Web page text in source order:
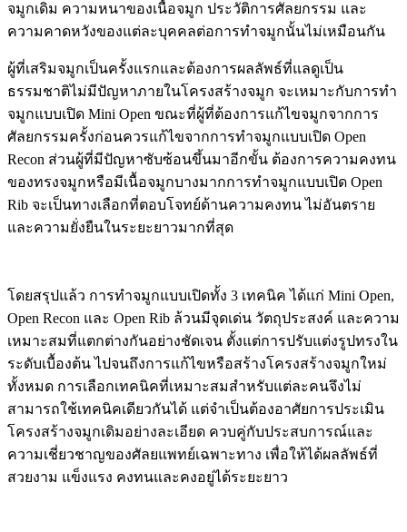
จมูกเดิม ความหนาของเนื้อจมูก ประวัติการศัลยกรรม และ
ความคาดหวังของแต่ละบุคคลต่อการทำจมูกนั้นไม่เหมือนกัน
ผู้ที่เสริมจมูกเป็นครั้งแรกและต้องการผลลัพธ์ที่แลดูเป็น
ธรรมชาติไม่มีปัญหาภายในโครงสร้างจมูก จะเหมาะกับการทำ
จมูกแบบเปิด Mini Open ขณะที่ผู้ที่ต้องการแก้ไขจมูกจากการ
ศัลยกรรมครั้งก่อนควรแก้ไขจากการทำจมูกแบบเปิด Open
Recon ส่วนผู้ที่มีปัญหาซับซ้อนขึ้นมาอีกขั้น ต้องการความคงทน
ของทรงจมูกหรือมีเนื้อจมูกบางมากการทำจมูกแบบเปิด Open
Rib จะเป็นทางเลือกที่ตอบโจทย์ด้านความคงทน ไม่อันตราย
และความยั่งยืนในระยะยาวมากที่สุด
โดยสรุปแล้ว การทำจมูกแบบเปิดทั้ง 3 เทคนิค ได้แก่ Mini Open,
Open Recon และ Open Rib ล้วนมีจุดเด่น วัตถุประสงค์ และความ
เหมาะสมที่แตกต่างกันอย่างชัดเจน ตั้งแต่การปรับแต่งรูปทรงใน
ระดับเบื้องต้น ไปจนถึงการแก้ไขหรือสร้างโครงสร้างจมูกใหม่
ทั้งหมด การเลือกเทคนิคที่เหมาะสมสำหรับแต่ละคนจึงไม่
สามารถใช้เทคนิคเดียวกันได้ แต่จำเป็นต้องอาศัยการประเมิน
โครงสร้างจมูกเดิมอย่างละเอียด ควบคู่กับประสบการณ์และ
ความเชี่ยวชาญของศัลยแพทย์เฉพาะทาง เพื่อให้ได้ผลลัพธ์ที่
สวยงาม แข็งแรง คงทนและคงอยู่ได้ระยะยาว